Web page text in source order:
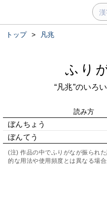
トップ > 凡兆
ふり
“凡兆”のいろ
読み方
ぼんちょう
ぼんてう
(注) 作品の中でふりがなが振られ
的な用法や使用頻度とは異なる場合